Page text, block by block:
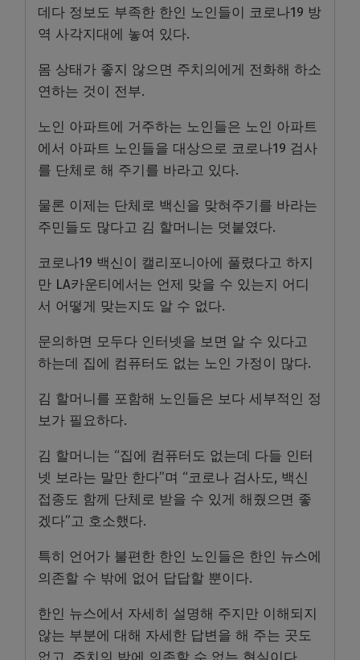
데다 정보도 부족한 한인 노인들이 코로나19 방
역 사각지대에 놓여 있다.
몸 상태가 좋지 않으면 주치의에게 전화해 하소
연하는 것이 전부.
노인 아파트에 거주하는 노인들은 노인 아파트
에서 아파트 노인들을 대상으로 코로나19 검사
를 단체로 해 주기를 바라고 있다.
물론 이제는 단체로 백신을 맞혀주기를 바라는
주민들도 많다고 김 할머니는 덧붙였다.
코로나19 백신이 캘리포니아에 풀렸다고 하지
만 LA카운티에서는 언제 맞을 수 있는지 어디
서 어떻게 맞는지도 알 수 없다.
문의하면 모두다 인터넷을 보면 알 수 있다고
하는데 집에 컴퓨터도 없는 노인 가정이 많다.
김 할머니를 포함해 노인들은 보다 세부적인 정
보가 필요하다.
김 할머니는 “집에 컴퓨터도 없는데 다들 인터
넷 보라는 말만 한다”며 “코로나 검사도, 백신
접종도 함께 단체로 받을 수 있게 해줬으면 좋
겠다”고 호소했다.
특히 언어가 불편한 한인 노인들은 한인 뉴스에
의존할 수 밖에 없어 답답할 뿐이다.
한인 뉴스에서 자세히 설명해 주지만 이해되지
않는 부분에 대해 자세한 답변을 해 주는 곳도